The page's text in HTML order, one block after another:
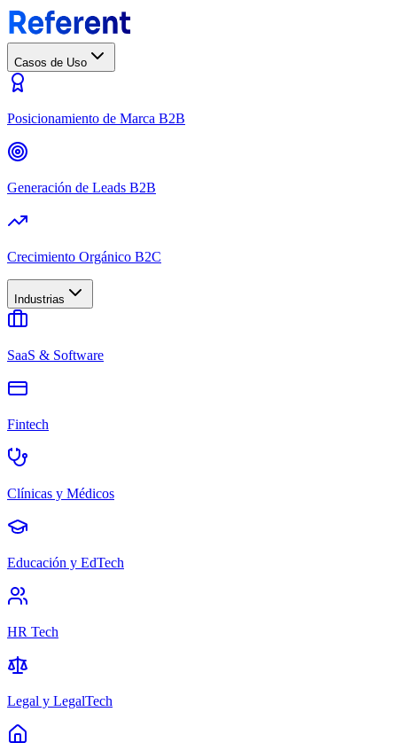
Casos de Uso
Posicionamiento de Marca B2B
Generación de Leads B2B
Crecimiento Orgánico B2C
Industrias
SaaS & Software
Fintech
Clínicas y Médicos
Educación y EdTech
HR Tech
Legal y LegalTech